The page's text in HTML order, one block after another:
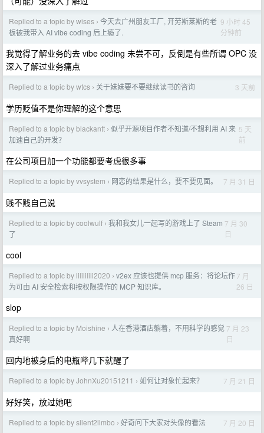
Replied to a topic by wises › 今天去广州朋友工厂, 开劳斯莱斯的老
板被我带入 AI vibe coding 后上瘾了.
9 小时 45
分钟前
我觉得了解业务的去 vibe coding 未尝不可，反倒是有些所谓 OPC 没
深入了解过业务痛点
Replied to a topic by wtcs › 关于妹妹要不要继续读书的咨询 3 天前
学历贬值不是你理解的这个意思
Replied to a topic by blackantt › 似乎开源项目作者不知道/不想利用 AI 来
加速自己的开发？
5 天
前
在公司项目加一个功能都要考虑很多事
Replied to a topic by vvsystem › 网恋的结果是什么，要不要见面。 7 月 31 日
贱不贱自己说
Replied to a topic by coolwulf › 我和我女儿一起写的游戏上了 Steam
了
7 月 30
日
cool
Replied to a topic by lilililili2020 › v2ex 应该也提供 mcp 服务：将论坛作
为可由 AI 安全检索和按权限操作的 MCP 知识库。
7 月
26 日
slop
Replied to a topic by Moishine › 人在香港酒店躺着，不用科学的感觉
真好啊
7 月 23
日
回内地被身后的电瓶哔几下就醒了
Replied to a topic by JohnXu20151211 › 如何让对象忙起来？ 7 月 21 日
好好笑，放过她吧
Replied to a topic by silent2limbo › 好奇问下大家对头像的看法 7 月 20 日